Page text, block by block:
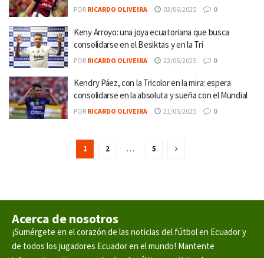
POR RICARDO OLIVEIRA 03/06/2025 0
Keny Arroyo: una joya ecuatoriana que busca
consolidarse en el Besiktas y en la Tri
POR RICARDO OLIVEIRA 22/05/2025 0
Kendry Páez, con la Tricolor en la mira: espera
consolidarse en la absoluta y sueña con el Mundial
POR RICARDO OLIVEIRA 21/05/2025 0
1 2 … 5
Acerca de nosotros
¡Sumérgete en el corazón de las noticias del fútbol en Ecuador y
de todos los jugadores Ecuador en el mundo! Mantente